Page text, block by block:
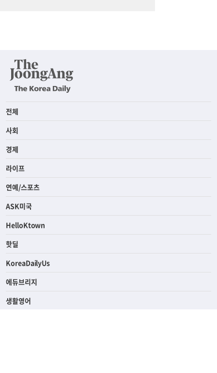
전체
사회
경제
라이프
연예/스포츠
ASK미국
HelloKtown
핫딜
KoreaDailyUs
에듀브리지
생활영어